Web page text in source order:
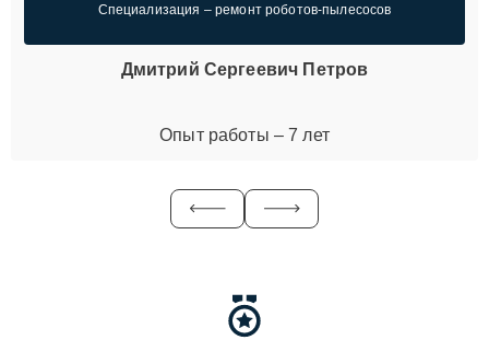
Специализация – ремонт роботов-пылесосов
Дмитрий Сергеевич Петров
Опыт работы – 7 лет